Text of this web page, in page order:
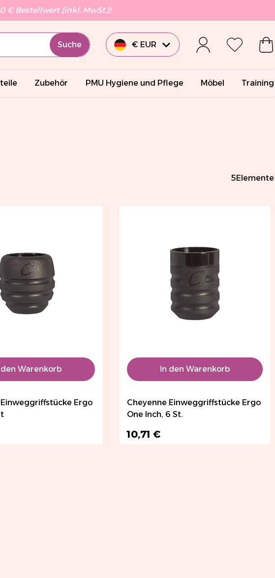
€ Bestellwert (inkl. MwSt.)!
Suche € EUR
£ GBP
€ EUR
Zubehör PMU Hygiene und Pflege Möbel Training
5Elemente
den Warenkorb
Ergo
In den Warenkorb
Cheyenne Einweggriffstücke Ergo
One Inch, 6 St.
10,71 €